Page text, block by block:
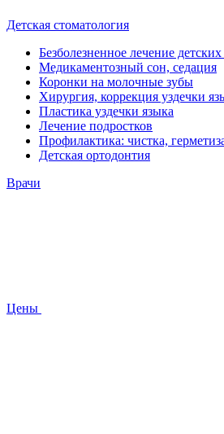
Детская стоматология
Безболезненное лечение детских
Медикаментозный сон, седация
Коронки на молочные зубы
Хирургия, коррекция уздечки
Пластика уздечки языка
Лечение подростков
Профилактика: чистка,
Детская ортодонтия
Врачи
Цены